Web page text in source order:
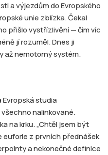
a výjezdům do Evropského
unie zblízka. Čekal
přišlo vystřízlivění — čím víc
jí rozuměl. Dnes ji
až nemotorný systém.
Evropská studia
nalinkované.
na krku. „Chtěl jsem být
euforie z prvních přednášek
a nekonečné definice